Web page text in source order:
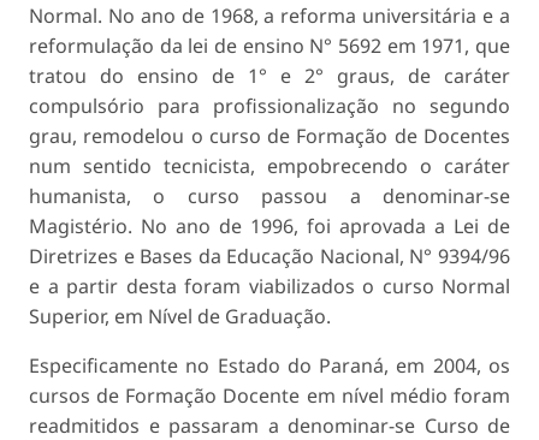
Normal. No ano de 1968, a reforma universitária e a
reformulação da lei de ensino N° 5692 em 1971, que
tratou do ensino de 1° e 2° graus, de caráter
compulsório para profissionalização no segundo
grau, remodelou o curso de Formação de Docentes
num sentido tecnicista, empobrecendo o caráter
humanista, o curso passou a denominar-se
Magistério. No ano de 1996, foi aprovada a Lei de
Diretrizes e Bases da Educação Nacional, N° 9394/96
e a partir desta foram viabilizados o curso Normal
Superior, em Nível de Graduação.
Especificamente no Estado do Paraná, em 2004, os
cursos de Formação Docente em nível médio foram
readmitidos e passaram a denominar-se Curso de